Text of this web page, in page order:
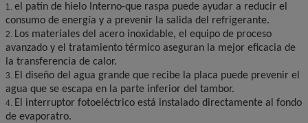
1. el patín de hielo Interno-que raspa puede ayudar a reducir el
consumo de energía y a prevenir la salida del refrigerante.
2. Los materiales del acero inoxidable, el equipo de proceso
avanzado y el tratamiento térmico aseguran la mejor eficacia de
la transferencia de calor.
3. El diseño del agua grande que recibe la placa puede prevenir el
agua que se escapa en la parte inferior del tambor.
4. El interruptor fotoeléctrico está instalado directamente al fondo
de evaporatro.